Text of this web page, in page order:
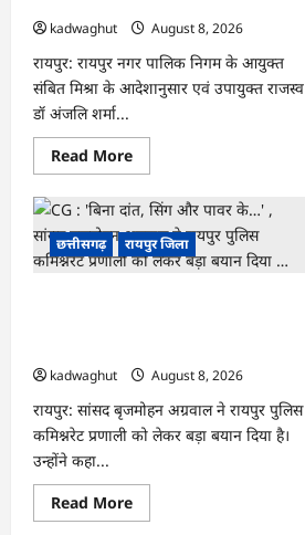
पहुंचने
के
लिए
मुश्किल
डगर
kadwaghut
August 8, 2026
रायपुर: रायपुर नगर पालिक निगम के आयुक्त
संबित मिश्रा के आदेशानुसार एवं उपायुक्त राजस्व
डॉ अंजलि शर्मा...
Read MoreRead
more
CG
:
मोती
महल
में
…
छत्तीसगढ़ रायपुर जिला
kadwaghut
August 8, 2026
रायपुर: सांसद बृजमोहन अग्रवाल ने रायपुर पुलिस
कमिश्नरेट प्रणाली को लेकर बड़ा बयान दिया है।
उन्होंने कहा...
Read MoreRead
more